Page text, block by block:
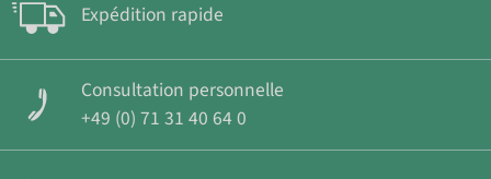
Expédition rapide
Consultation personnelle
+49 (0) 71 31 40 64 0